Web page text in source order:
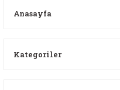
Anasayfa
Kategoriler